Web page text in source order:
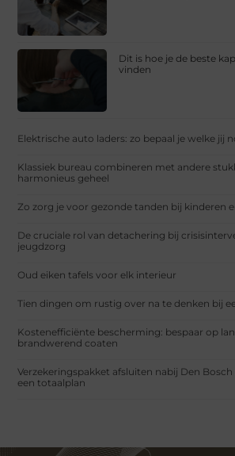
Dit is hoe je de beste
vinden
Elektrische auto laders: zo bepaal je welke jij
Klassiek bureau combineren met andere
harmonieus geheel
Zo zorg je voor gezonde tanden bij kinderen
De cruciale rol van detachering bij
jeugdzorg
Oud eiken tafels voor elk interieur
Tien dingen om rustig over na te denken bij
Kostenefficiënte bescherming: bespaar op
brandwerend coaten
Verzekeringspakket afsluiten nabij Den
een totaalplan